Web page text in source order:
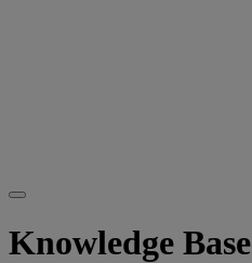
Knowledge Base